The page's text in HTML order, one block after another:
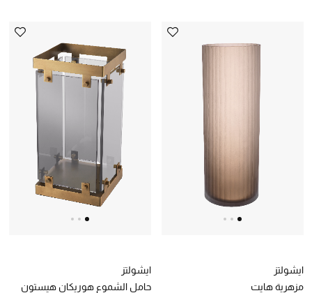
تسوقوا أحدث الماركات
عرض جميع المنتجات
ما وصلنا حديثاً
ايشولتز
مزهرية هايت
ايشولتز
حامل الشموع هوريكان هيستون